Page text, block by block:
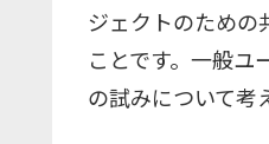
ジェクトのための
ことです。一般
の試みについて考